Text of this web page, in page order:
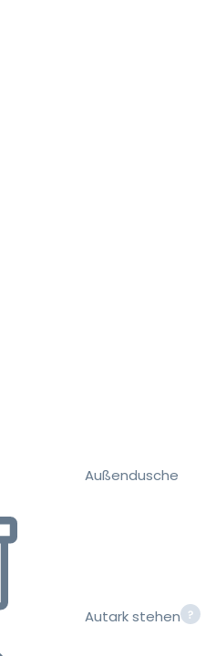
Außendusche
Autark stehen